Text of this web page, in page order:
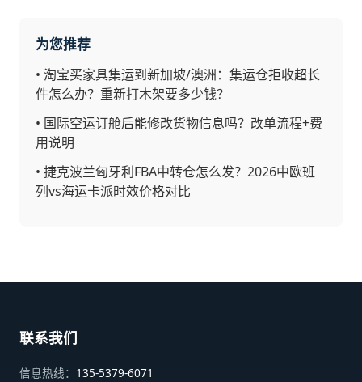
为您推荐
• 淘宝买家具集运到新加坡/澳洲：集运仓拒收超长
件怎么办？重新打木架要多少钱？
• 国际空运订舱后能修改货物信息吗？改单流程+费
用说明
• 捷克波兰匈牙利FBA中转仓怎么发？2026中欧班
列vs海运卡派时效价格对比
联系我们
信息热线： 135-5379-6071